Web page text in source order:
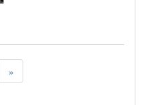
»